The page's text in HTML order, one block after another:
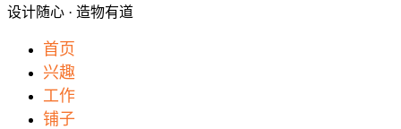
设计随心 · 造物有道
首页
兴趣
工作
铺子